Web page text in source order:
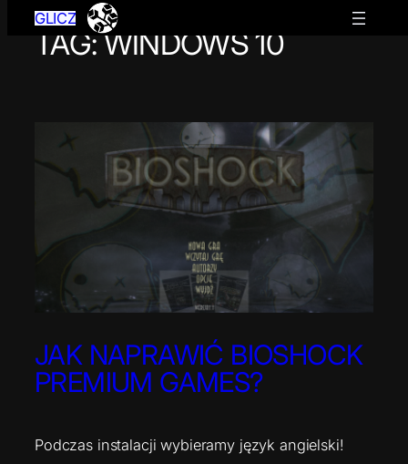
Przejdź
GLICZ
TAG:WINDOWS 10
JAK NAPRAWIĆ BIOSHOCK
PREMIUM GAMES?
Podczas instalacji wybieramy język angielski!